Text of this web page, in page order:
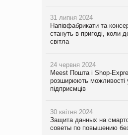
31 липня 2024
Напівфабрикати та
стануть в пригоді, коли
світла
24 червня 2024
Meest Пошта і Shop-
розширюють можливості
підприємців
30 квітня 2024
Защита данных на
советы по повышению